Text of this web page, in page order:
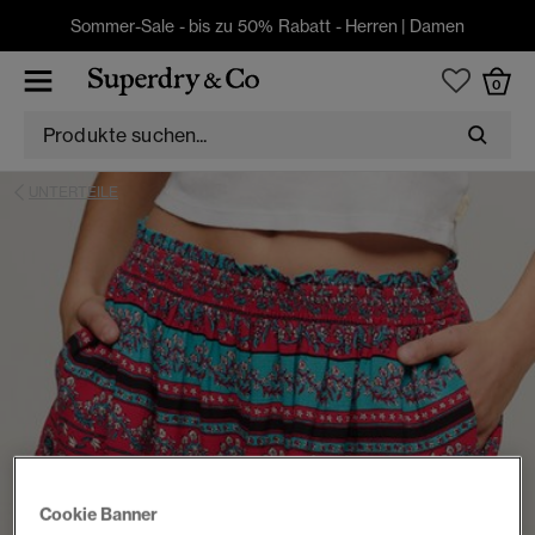
Sommer-Sale - bis zu 50% Rabatt - Herren | Damen
0
UNTERTEILE
Cookie Banner